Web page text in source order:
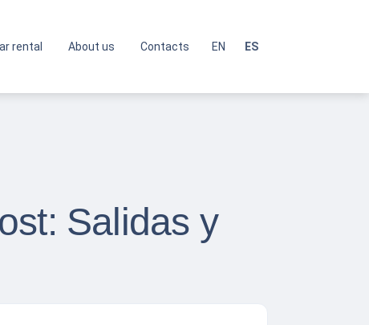
rental About us Contacts EN ES
Salidas y